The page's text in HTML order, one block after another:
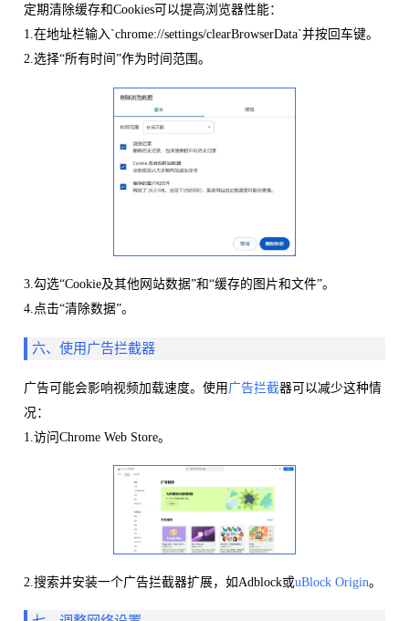
定期清除缓存和Cookies可以提高浏览器性能：
1.在地址栏输入`chrome://settings/clearBrowserData`并按回车键。
2.选择“所有时间”作为时间范围。
3.勾选“Cookie及其他网站数据”和“缓存的图片和文件”。
4.点击“清除数据”。
六、使用广告拦截器
广告可能会影响视频加载速度。使用 广告拦截器可以减少这种情
况：
1.访问Chrome Web Store。
2.搜索并安装一个广告拦截器扩展，如Adblock或uBlock Origin。